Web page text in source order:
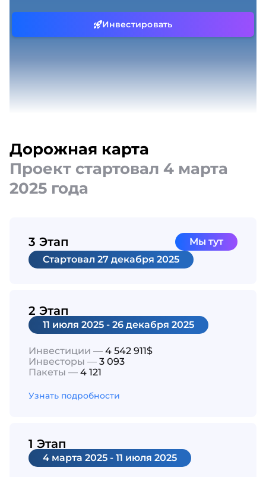
Инвестировать
Дорожная карта
Проект стартовал 4 марта
2025 года
3 Этап
Мы тут
Cтартовал 27 декабря 2025
2 Этап
11 июля 2025 - 26 декабря 2025
Инвестиции — 4 542 911$
Инвесторы — 3 093
Пакеты — 4 121
Узнать подробности
1 Этап
4 марта 2025 - 11 июля 2025